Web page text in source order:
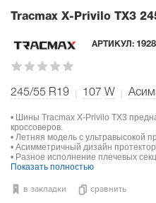
Tracmax X-Privilo TX3
АРТИКУЛ:
245/55 R19 107 W
• Шины Tracmax X-Privilo TX3
кроссоверов.
• Летняя модель с ультравысокой
• Асимметричный дизайн
• Разное исполнение плечевых
Показать полностью
в закладки сравнить